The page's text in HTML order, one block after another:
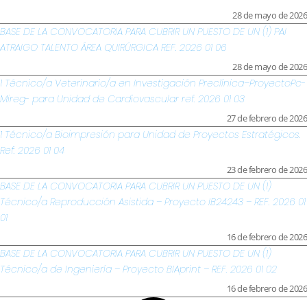
28 de mayo de 2026
BASE DE LA CONVOCATORIA PARA CUBRIR UN PUESTO DE UN (1) PAI
ATRAIGO TALENTO ÁREA QUIRÚRGICA REF. 2026 01 06
28 de mayo de 2026
1 Técnico/a Veterinario/a en Investigación Preclínica–ProyectoPc-
Mireg- para Unidad de Cardiovascular ref. 2026 01 03
27 de febrero de 2026
1 Técnico/a Bioimpresión para Unidad de Proyectos Estratégicos.
Ref: 2026 01 04
23 de febrero de 2026
BASE DE LA CONVOCATORIA PARA CUBRIR UN PUESTO DE UN (1)
Técnico/a Reproducción Asistida – Proyecto IB24243 – REF. 2026 01
01
16 de febrero de 2026
BASE DE LA CONVOCATORIA PARA CUBRIR UN PUESTO DE UN (1)
Técnico/a de Ingeniería – Proyecto BIAprint – REF. 2026 01 02
16 de febrero de 2026